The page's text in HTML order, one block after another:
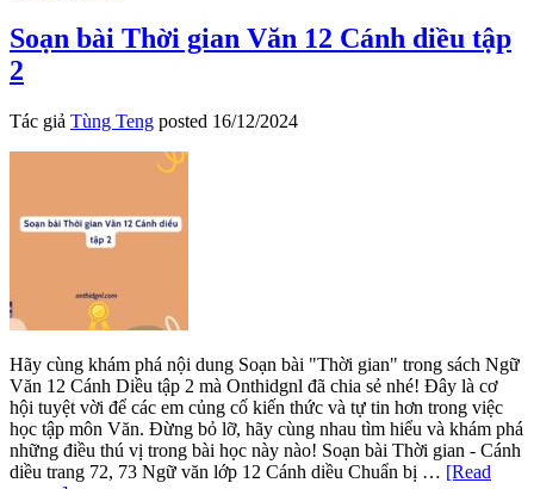
bài
Thực
Việt
trang
74
Cánh
Soạn bài Thời gian Văn 12 Cánh diều tập
2
Tác giả Tùng Teng posted 16/12/2024
Hãy cùng khám phá nội dung Soạn bài "Thời gian" trong sách Ngữ
Văn 12 Cánh Diều tập 2 mà Onthidgnl đã chia sẻ nhé! Đây là cơ
hội tuyệt vời để các em củng cố kiến thức và tự tin hơn trong việc
học tập môn Văn. Đừng bỏ lỡ, hãy cùng nhau tìm hiểu và khám phá
những điều thú vị trong bài học này nào! Soạn bài Thời gian - Cánh
diều trang 72, 73 Ngữ văn lớp 12 Cánh diều Chuẩn bị … [Read